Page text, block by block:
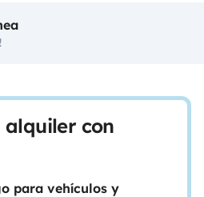
con
para vehículos y